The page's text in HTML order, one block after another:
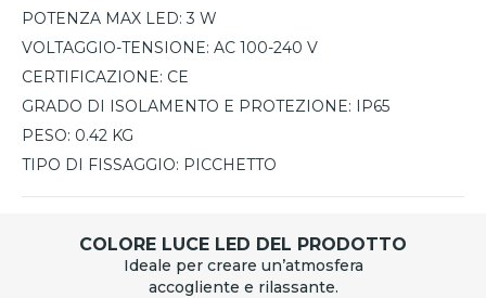
POTENZA MAX LED: 3 W
VOLTAGGIO-TENSIONE: AC 100-240 V
CERTIFICAZIONE: CE
GRADO DI ISOLAMENTO E PROTEZIONE: IP65
PESO: 0.42 KG
TIPO DI FISSAGGIO: PICCHETTO
COLORE LUCE LED DEL PRODOTTO
Ideale per creare un’atmosfera
accogliente e rilassante.